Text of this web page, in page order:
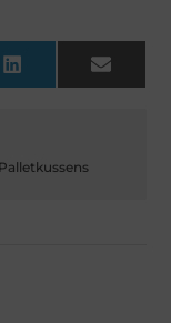
LinkedIn Email
Palletkussens